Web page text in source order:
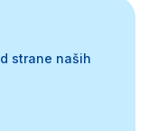
strane naših